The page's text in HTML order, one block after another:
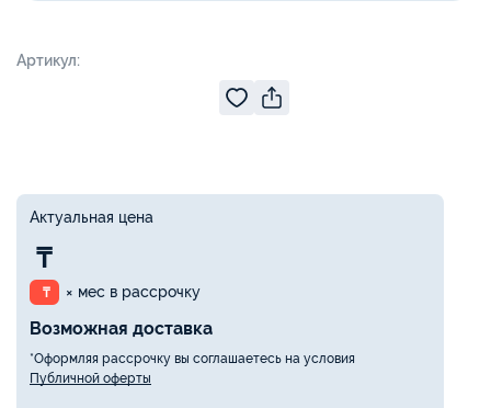
Артикул:
Актуальная цена
₸
₸ × мес в рассрочку
Возможная доставка
*Оформляя рассрочку вы соглашаетесь на условия
Публичной оферты